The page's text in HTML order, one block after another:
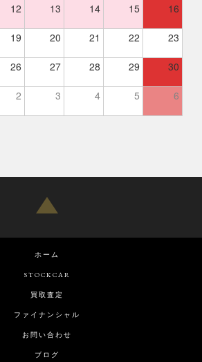
12 13 14 15 16
19 20 21 22 23
26 27 28 29 30
2 3 4 5 6
ホーム
STOCKCAR
買取査定
ファイナンシャル
お問い合わせ
ブログ